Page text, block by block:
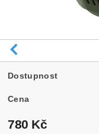
Dostupnost
Cena
780 Kč